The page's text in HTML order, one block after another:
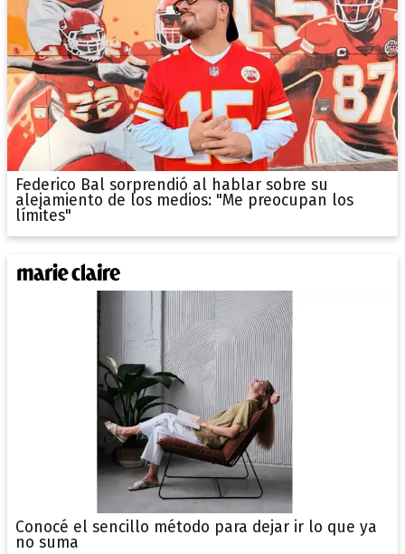
Federico Bal sorprendió al hablar sobre su
alejamiento de los medios: "Me preocupan los
límites"
Conocé el sencillo método para dejar ir lo que ya
no suma